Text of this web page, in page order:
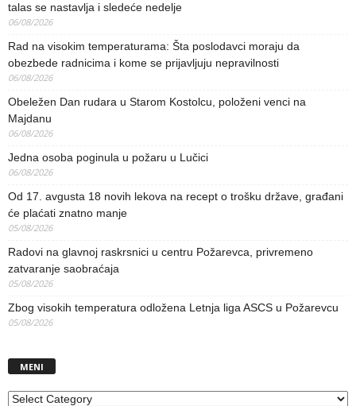
talas se nastavlja i sledeće nedelje
06/08/2026
Rad na visokim temperaturama: Šta poslodavci moraju da
obezbede radnicima i kome se prijavljuju nepravilnosti
06/08/2026
Obeležen Dan rudara u Starom Kostolcu, položeni venci na
Majdanu
06/08/2026
Jedna osoba poginula u požaru u Lučici
06/08/2026
Od 17. avgusta 18 novih lekova na recept o trošku države, građani
će plaćati znatno manje
05/08/2026
Radovi na glavnoj raskrsnici u centru Požarevca, privremeno
zatvaranje saobraćaja
05/08/2026
Zbog visokih temperatura odložena Letnja liga ASCS u Požarevcu
05/08/2026
MENI
MENI